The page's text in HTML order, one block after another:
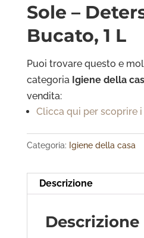
Sole –
Bucato, 1 L
Puoi trovare questo e
categoria Igiene della
vendita:
Clicca qui per scoprire
Categoria: Igiene della casa
Descrizione
Descrizione